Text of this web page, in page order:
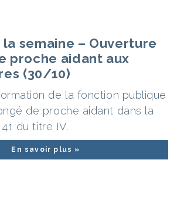
semaine – Ouverture
proche aidant aux
(30/10)
de la fonction publique
de proche aidant dans la
41 du titre IV.
En savoir plus »